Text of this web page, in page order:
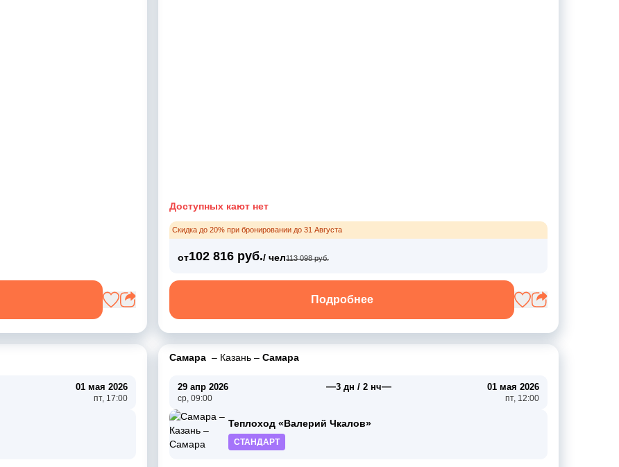
Доступных кают нет
Скидка до 20% при бронировании до 31 Августа
от102 816 руб./ чел113 098 руб.
Подробнее
01 мая 2026
пт, 17:00
Самара – Казань – Самара
29 апр 2026
ср, 09:00
—3 дн / 2 нч— 01 мая 2026
пт, 12:00
Теплоход «Валерий Чкалов»
СТАНДАРТ